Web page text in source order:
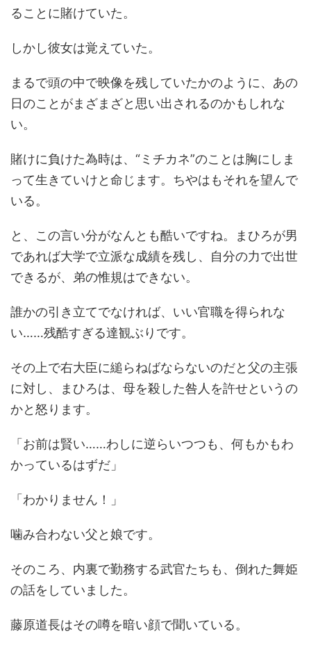
ることに賭けていた。
しかし彼女は覚えていた。
まるで頭の中で映像を残していたかのように、あの
日のことがまざまざと思い出されるのかもしれな
い。
賭けに負けた為時は、“ミチカネ”のことは胸にしま
って生きていけと命じます。ちやはもそれを望んで
いる。
と、この言い分がなんとも酷いですね。まひろが男
であれば大学で立派な成績を残し、自分の力で出世
できるが、弟の惟規はできない。
誰かの引き立てでなければ、いい官職を得られな
い……残酷すぎる達観ぶりです。
その上で右大臣に縋らねばならないのだと父の主張
に対し、まひろは、母を殺した咎人を許せというの
かと怒ります。
「お前は賢い……わしに逆らいつつも、何もかもわ
かっているはずだ」
「わかりません！」
噛み合わない父と娘です。
そのころ、内裏で勤務する武官たちも、倒れた舞姫
の話をしていました。
藤原道長はその噂を暗い顔で聞いている。